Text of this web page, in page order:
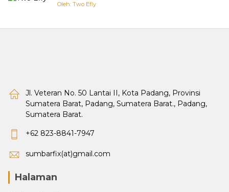
Oleh: Two Efly
Jl. Veteran No. 50 Lantai II, Kota Padang, Provinsi
Sumatera Barat, Padang, Sumatera Barat., Padang,
Sumatera Barat.
+62 823-8841-7947
sumbarfix(at)gmail.com
Halaman